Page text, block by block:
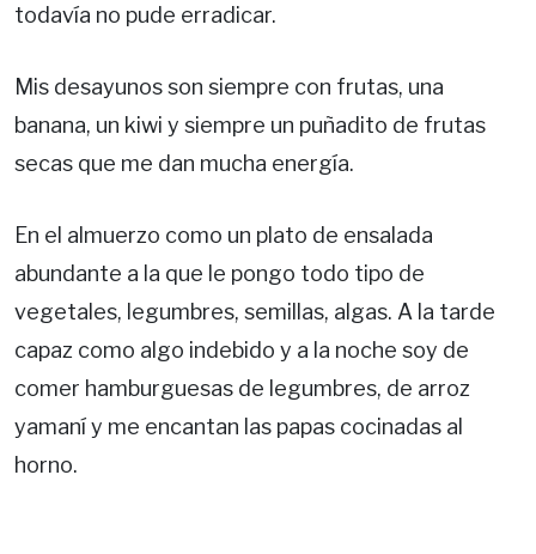
todavía no pude erradicar.
Mis desayunos son siempre con frutas, una
banana, un kiwi y siempre un puñadito de frutas
secas que me dan mucha energía.
En el almuerzo como un plato de ensalada
abundante a la que le pongo todo tipo de
vegetales, legumbres, semillas, algas. A la tarde
capaz como algo indebido y a la noche soy de
comer hamburguesas de legumbres, de arroz
yamaní y me encantan las papas cocinadas al
horno.